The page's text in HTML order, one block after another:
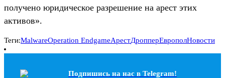
получено юридическое разрешение на арест этих
активов».
Теги:MalwareOperation EndgameАрестДропперЕврополНовости
Подпишись на наc в Telegram!